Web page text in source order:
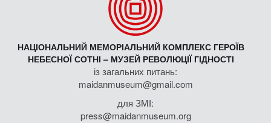
НАЦІОНАЛЬНИЙ МЕМОРІАЛЬНИЙ КОМПЛЕКС ГЕРОЇВ
НЕБЕСНОЇ СОТНІ – МУЗЕЙ РЕВОЛЮЦІЇ ГІДНОСТІ
із загальних питань:
maidanmuseum@gmail.com
для ЗМІ:
press@maidanmuseum.org